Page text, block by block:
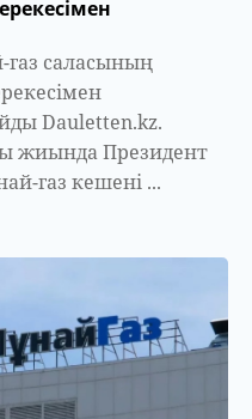
саласының
Dauletten.kz.
жиында Президент
газ кешені ...